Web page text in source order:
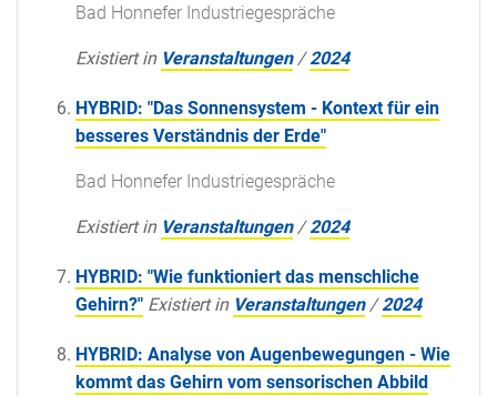
Bad Honnefer Industriegespräche
Existiert in Veranstaltungen /2024
HYBRID: "Das Sonnensystem - Kontext für ein
besseres Verständnis der Erde"
Bad Honnefer Industriegespräche
Existiert in Veranstaltungen /2024
HYBRID: "Wie funktioniert das menschliche
Gehirn?" Existiert in Veranstaltungen /2024
HYBRID: Analyse von Augenbewegungen - Wie
kommt das Gehirn vom sensorischen Abbild